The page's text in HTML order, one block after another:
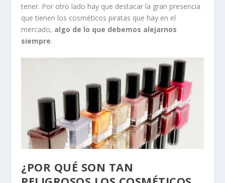
tener. Por otro lado hay que destacar la gran presencia
que tienen los cosméticos piratas que hay en el
mercado, algo de lo que debemos alejarnos
siempre.
¿POR QUÉ SON TAN